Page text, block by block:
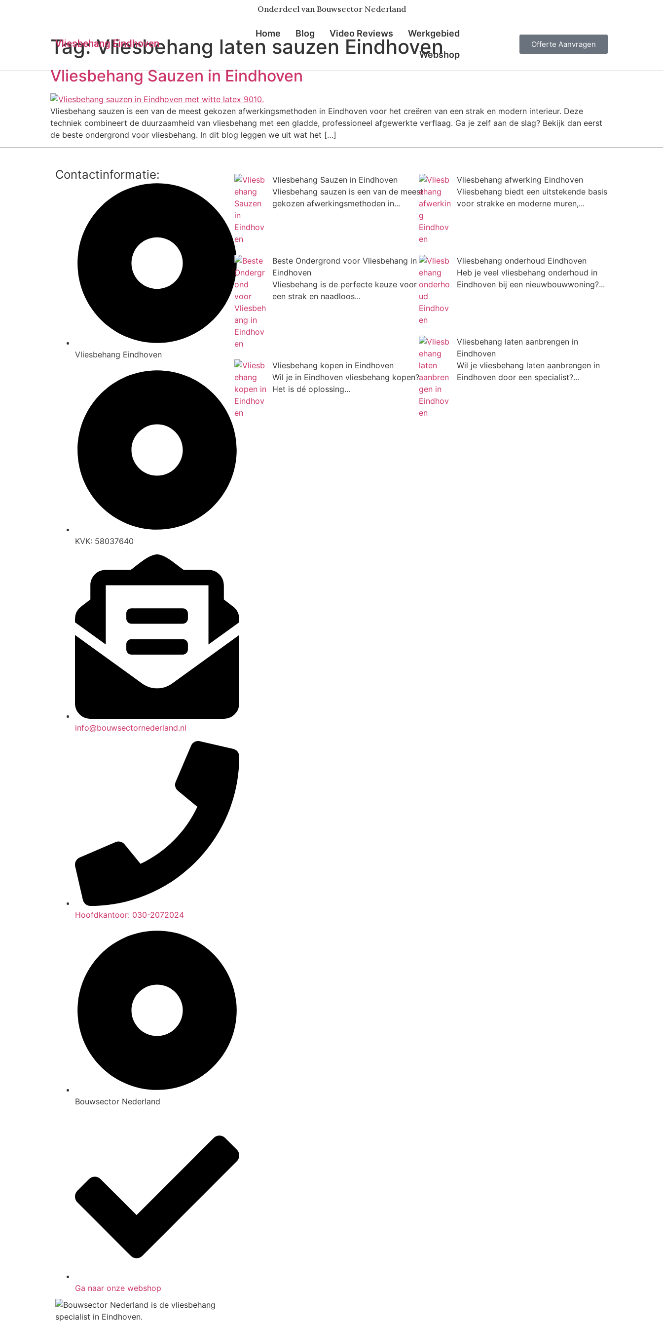
Onderdeel van Bouwsector Nederland
Vliesbehang Eindhoven
Home Blog Video Reviews Werkgebied
Webshop
Offerte Aanvragen
Tag:Vliesbehang laten sauzen Eindhoven
Vliesbehang Sauzen in Eindhoven
Vliesbehang sauzen is een van de meest gekozen afwerkingsmethoden in Eindhoven voor het creëren van een strak en modern interieur. Deze
techniek combineert de duurzaamheid van vliesbehang met een gladde, professioneel afgewerkte verflaag. Ga je zelf aan de slag? Bekijk dan eerst
de beste ondergrond voor vliesbehang. In dit blog leggen we uit wat het […]
Contactinformatie:
Vliesbehang Eindhoven
KVK: 58037640
info@bouwsectornederland.nl
Hoofdkantoor: 030-2072024
Bouwsector Nederland
Ga naar onze webshop
Vliesbehang Sauzen in Eindhoven
Vliesbehang sauzen is een van de meest
gekozen afwerkingsmethoden in...
Beste Ondergrond voor Vliesbehang in
Eindhoven
Vliesbehang is de perfecte keuze voor
een strak en naadloos...
Vliesbehang kopen in Eindhoven
Wil je in Eindhoven vliesbehang kopen?
Het is dé oplossing...
Vliesbehang afwerking Eindhoven
Vliesbehang biedt een uitstekende basis
voor strakke en moderne muren,...
Vliesbehang onderhoud Eindhoven
Heb je veel vliesbehang onderhoud in
Eindhoven bij een nieuwbouwwoning?...
Vliesbehang laten aanbrengen in
Eindhoven
Wil je vliesbehang laten aanbrengen in
Eindhoven door een specialist?...